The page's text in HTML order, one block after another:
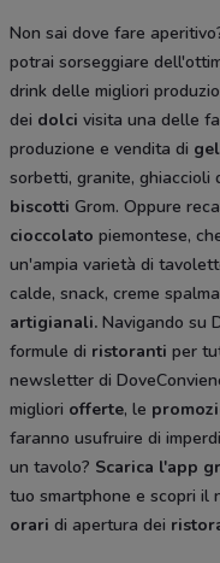
Non sai dove fare
potrai sorseggiare
drink delle migliori
dei dolci visita una delle
produzione e vendita di
sorbetti, granite, ghiaccioli
biscotti Grom. Oppure
cioccolato piemontese,
un'ampia varietà di
calde, snack, creme
artigianali. Navigando su
formule di ristoranti per
newsletter di
migliori offerte, le
faranno usufruire di
un tavolo? Scarica l'app
tuo smartphone e scopri il
orari di apertura dei